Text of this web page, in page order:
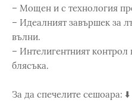
– Мощен и с технология
– Идеалният завършек за
вълни.
– Интелигентният контрол
блясъка.
За да спечелите сешоара: ⬇️